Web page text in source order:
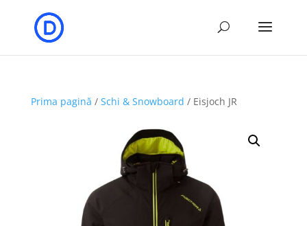
Prima pagină / Schi & Snowboard / Eisjoch JR